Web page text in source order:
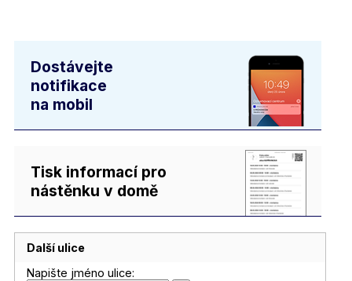
Dostávejte
notifikace
na mobil
Tisk informací pro
nástěnku v domě
Další ulice
Napište jméno ulice: